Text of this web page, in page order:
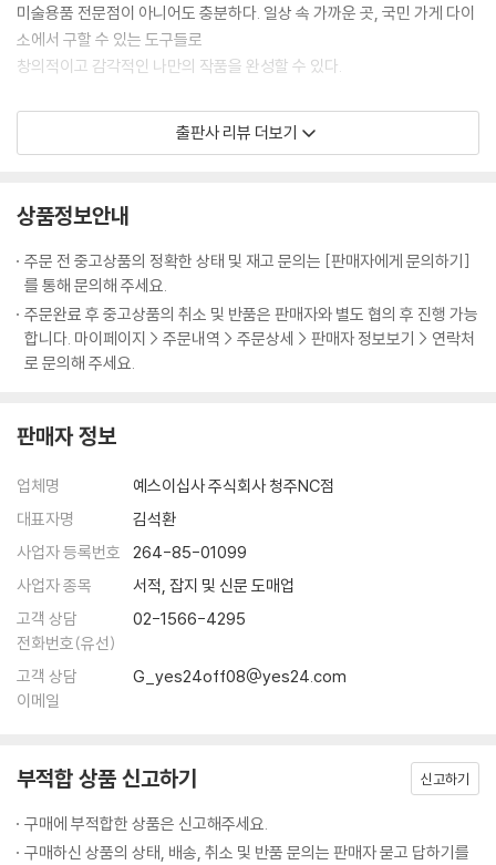
미술용품 전문점이 아니어도 충분하다. 일상 속 가까운 곳, 국민 가게 다이
소에서 구할 수 있는 도구들로
창의적이고 감각적인 나만의 작품을 완성할 수 있다.
★ 연필 드로잉부터 아크릴물감까지 다양한 도구 활용
연필 스케치로 기본기를 다지고, 색연필·오일파스텔·수채화 물감·아크릴
★ 그림을 처음 시작하는 사람도 할 수 있다
그림을 전문가처럼 잘 그리려고 애쓸 필요도, 책과 똑같이 그릴 필요도 없
다. 부담 없이 나만의 방식으로 재미있는 그림 그리기 취미 생활을 즐기면
그것으로 충분하다. 그림을 제대로 배운 적 없지만 그림쟁이가 된 아빠와
아들이 자신들만의 방식으로 그림 그리는 재미를 알려 준다.
하루 한 장의 스케치, 주말 한 번의 채색 작업은 마음을 정리하고 집중하는
타임을 즐길 수도 있다. 그러니 지치지 말고 꾸준하게 취미 생활을 즐겨 보
자. 그러다 보면 직장인에서 일러스트레이터가 되고, 책을 쓰는 경험까지
하게 된 저자처럼 새로운 변화를 경험하게 될지도 모른다.
★ 이런 분을 위한 책입니다.
취미로 그림을 시작해 보고 싶은 초보자
일상 속 힐링이 필요한 직장인 또는 학생
자녀와 함께 공동 취미를 즐기고 싶은 학부모
어린 아이와 미술놀이를 즐기고 싶은 부모
출판사 리뷰 더보기
상품정보안내
주문 전 중고상품의 정확한 상태 및 재고 문의는 [판매자에게 문의하기]
를 통해 문의해 주세요.
주문완료 후 중고상품의 취소 및 반품은 판매자와 별도 협의 후 진행 가능
합니다. 마이페이지 > 주문내역 > 주문상세 > 판매자 정보보기 > 연락처
로 문의해 주세요.
판매자 정보
업체명
예스이십사 주식회사 청주NC점
대표자명
김석환
사업자 등록번호
264-85-01099
사업자 종목
서적, 잡지 및 신문 도매업
고객 상담
전화번호(유선)
02-1566-4295
고객 상담
이메일
G_yes24off08@yes24.com
부적합 상품 신고하기 신고하기
구매에 부적합한 상품은 신고해주세요.
구매하신 상품의 상태, 배송, 취소 및 반품 문의는 판매자 묻고 답하기를